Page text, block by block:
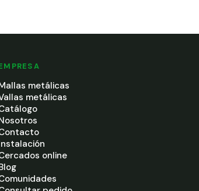
metálicas
metálicas
online